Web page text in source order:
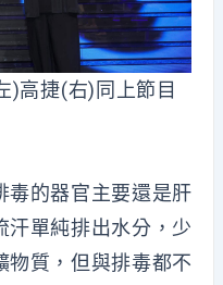
)高捷(右)同上節目
毒的器官主要還是肝
汗單純排出水分，少
物質，但與排毒都不